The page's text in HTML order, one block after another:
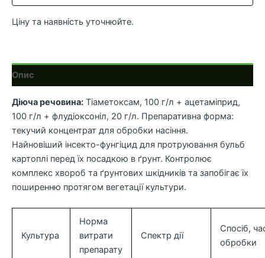
Ціну та наявність уточнюйте.
Опис
Діюча речовина: Тіаметоксам, 100 г/л + ацетаміприд,
100 г/л + флудіоксоніл, 20 г/л. Препаративна форма:
текучий концентрат для обробки насіння.
Найновіший інсекто-фунгіцид для протруювання бульб
картоплі перед їх посадкою в ґрунт. Контролює
комплекс хвороб та ґрунтових шкідників та запобігає їх
поширенню протягом вегетації культури.
Культура
Норма
витрати
препарату
Спектр дії
Спосіб,
обробки